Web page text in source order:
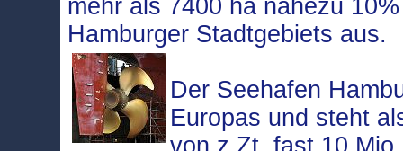
mehr als 7400 ha nahezu
Hamburger Stadtgebiets aus.
Der Seehafen
Europas und steht
von z.Zt. fast 10